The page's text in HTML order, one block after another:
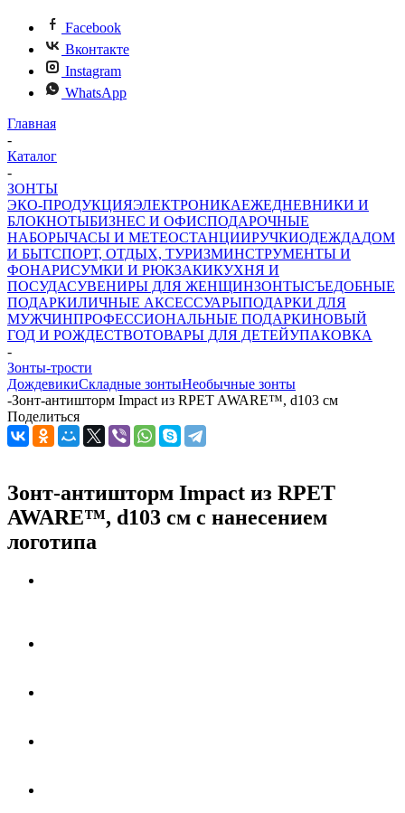
Facebook
Вконтакте
Instagram
WhatsApp
Главная
-
Каталог
-
ЗОНТЫ
ЭКО-ПРОДУКЦИЯЭЛЕКТРОНИКАЕЖЕДНЕВНИКИ И
БЛОКНОТЫБИЗНЕС И ОФИСПОДАРОЧНЫЕ
НАБОРЫЧАСЫ И МЕТЕОСТАНЦИИРУЧКИОДЕЖДАДОМ
И БЫТСПОРТ, ОТДЫХ, ТУРИЗМИНСТРУМЕНТЫ И
ФОНАРИСУМКИ И РЮКЗАКИКУХНЯ И
ПОСУДАСУВЕНИРЫ ДЛЯ ЖЕНЩИНЗОНТЫСЪЕДОБНЫЕ
ПОДАРКИЛИЧНЫЕ АКСЕССУАРЫПОДАРКИ ДЛЯ
МУЖЧИНПРОФЕССИОНАЛЬНЫЕ ПОДАРКИНОВЫЙ
ГОД И РОЖДЕСТВОТОВАРЫ ДЛЯ ДЕТЕЙУПАКОВКА
-
Зонты-трости
ДождевикиСкладные зонтыНеобычные зонты
-Зонт-антишторм Impact из RPET AWARE™, d103 см
Поделиться
Зонт-антишторм Impact из RPET
AWARE™, d103 см с нанесением
логотипа